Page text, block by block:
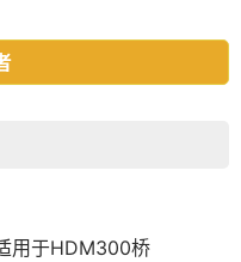
用于HDM300桥